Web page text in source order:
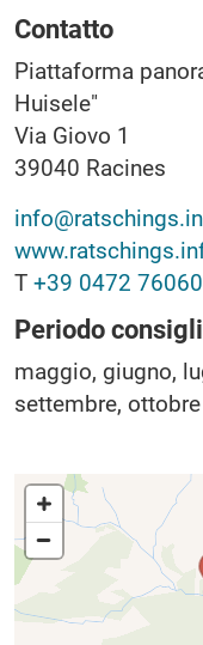
Contatto
Piattaforma
Huisele"
Via Giovo 1
39040 Racines
T +39 0472
Periodo
maggio, giugno,
settembre, ottobre